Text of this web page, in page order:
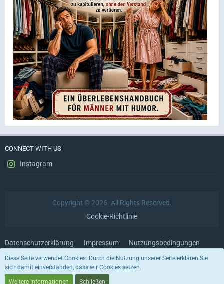
CONNECT WITH US
Instagram
Copyright © 2026. All Rights Reserved.
Cookie-Richtlinie
Datenschutzerklärung Impressum Nutzungsbedingungen
Stil von:ForoStyle
Medienverwaltung:EasyMedia
Diese Seite verwendet Cookies. Durch die Nutzung unserer Seite erklären Sie
sich damit einverstanden, dass wir Cookies setzen.
Weitere Informationen Schließen